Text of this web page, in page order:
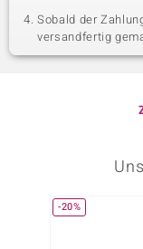
Sobald der
versandfertig
-20%